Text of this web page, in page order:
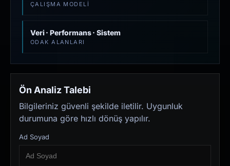
ÇALIŞMA MODELI
Veri · Performans · Sistem
ODAK ALANLARI
Ön Analiz Talebi
Bilgileriniz güvenli şekilde iletilir. Uygunluk
durumuna göre hızlı dönüş yapılır.
Ad Soyad